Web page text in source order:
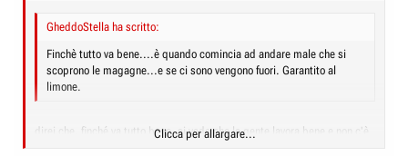
GheddoStella ha scritto:
Finchè tutto va bene....è quando comincia ad andare male che si
scoprono le magagne...e se ci sono vengono fuori. Garantito al
limone.
direi che, finché va tutto bene, si vede che la gente lavora bene e non c'è
Clicca per allargare...